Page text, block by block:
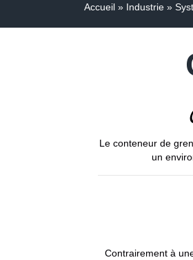
Accueil » Industrie »
Le conteneur de
un
Contrairement à